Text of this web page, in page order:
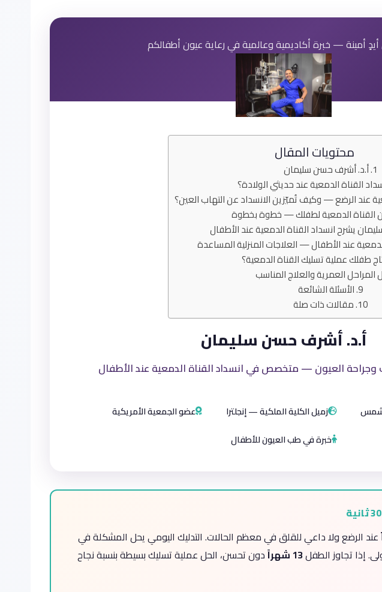
أمينة — خبرة أكاديمية وعالمية في رعاية عيون أطفالكم
محتويات المقال
أ.د. أشرف حسن سليمان
القناة الدمعية عند حديثي الولادة؟
عند الرضع — وكيف تُميّزين الانسداد عن التهاب العين؟
القناة الدمعية لطفلك — خطوة بخطوة
يشرح انسداد القناة الدمعية عند الأطفال
عند الأطفال — العلاجات المنزلية المساعدة
طفلك عملية تسليك القناة الدمعية؟
المراحل العمرية والعلاج المناسب
الأسئلة الشائعة
مقالات ذات صلة
أ.د. أشرف حسن سليمان
العيون — متخصص في انسداد القناة الدمعية عند الأطفال
شمس زميل الكلية الملكية — إنجلترا
عضو الجمعية الأمريكية
خبرة في طب العيون للأطفال
عند الرضع ولا داعي للقلق في معظم الحالات. التدليك اليومي يحل المشكلة في
إذا تجاوز الطفل13 شهراً
دون تحسن، الحل عملية تسليك بسيطة بنسبة نجاح